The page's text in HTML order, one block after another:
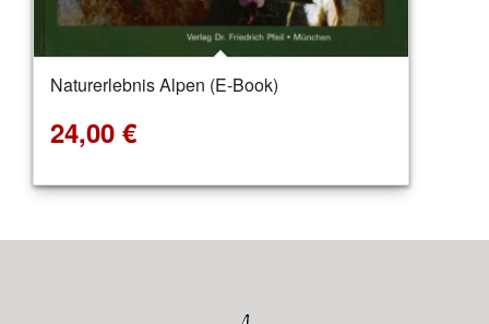
Naturerlebnis Alpen (E-Book)
24,00 €